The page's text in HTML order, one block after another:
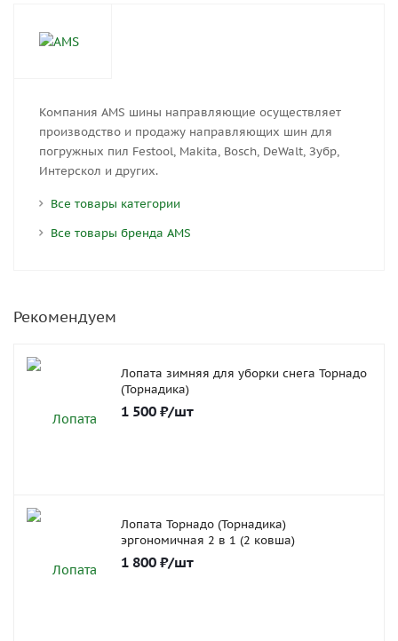
Компания AMS шины направляющие осуществляет
производство и продажу направляющих шин для
погружных пил Festool, Makita, Bosch, DeWalt, Зубр,
Интерскол и других.
Все товары категории
Все товары бренда AMS
Рекомендуем
Лопата зимняя для уборки снега Торнадо
(Торнадика)
1 500 ₽/шт
Лопата Торнадо (Торнадика)
эргономичная 2 в 1 (2 ковша)
1 800 ₽/шт